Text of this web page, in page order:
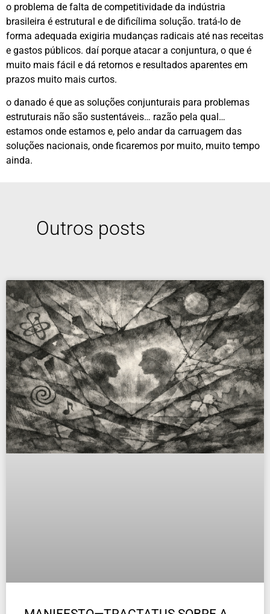
o problema de falta de competitividade da indústria
brasileira é estrutural e de dificílima solução. tratá-lo de
forma adequada exigiria mudanças radicais até nas receitas
e gastos públicos. daí porque atacar a conjuntura, o que é
muito mais fácil e dá retornos e resultados aparentes em
prazos muito mais curtos.
o danado é que as soluções conjunturais para problemas
estruturais não são sustentáveis… razão pela qual…
estamos onde estamos e, pelo andar da carruagem das
soluções nacionais, onde ficaremos por muito, muito tempo
ainda.
Outros posts